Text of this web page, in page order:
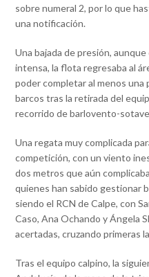
sobre numeral 2, por lo que
una notificación.
Una bajada de presión,
intensa, la flota regresaba al
poder completar al menos
barcos tras la retirada del
recorrido de barlovento-
Una regata muy complicada
competición, con un viento
dos metros que aún
quienes han sabido gestionar
siendo el RCN de Calpe, con
Caso, Ana Ochando y Ángela
acertadas, cruzando primeras
Tras el equipo calpino, la